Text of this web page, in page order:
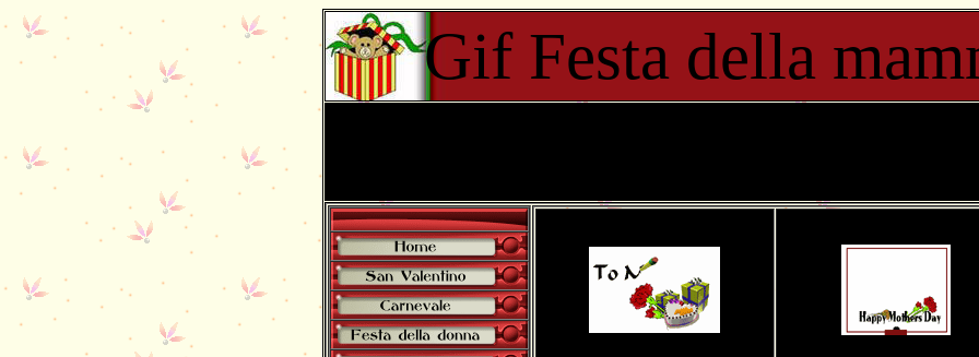
Gif Festa della